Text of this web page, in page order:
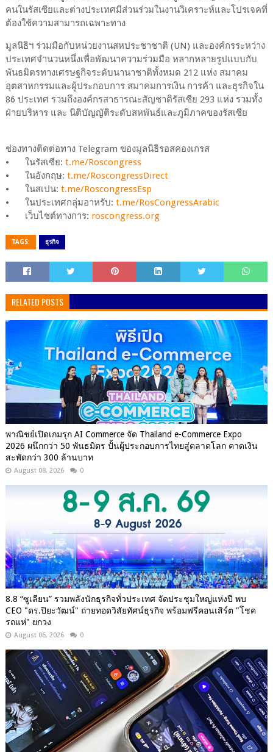
คนในรัสเซียและต่างประเทศมีส่วนร่วมในงานวิเคราะห์และโปรเจคที่
ต้องใช้ความสามารถเฉพาะทาง
มูลนิธิฯ ร่วมมือกับหน่วยงานสหประชาชาติ (UN) และองค์กรระหว่าง
ประเทศจำนวนหนึ่งเพื่อพัฒนาความร่วมมือ หลากหลายรูปแบบกับ
พันธมิตรทางเศรษฐกิจระดับนานาชาติทั้งหมด 212 แห่ง สมาคม
อุตสาหกรรมและผู้ประกอบการ สมาคมการเงิน การค้า และธุรกิจใน
86 ประเทศ รวมถึงองค์กรสาธารณะสัญชาติรัสเซีย 293 แห่ง รวมทั้ง
ฝ่ายบริหาร และ นิติบัญญัติระดับสหพันธ์และภูมิภาคของรัสเซีย
ช่องทางติดต่อทาง Telegram ของมูลนิธิรอสคองเกรส
⦁
ในรัสเซีย: t.me/Roscongress
⦁
ในอังกฤษ: t.me/RoscongressDirect
⦁
ในสเปน: t.me/RoscongressEsp
⦁
ในประเทศกลุ่มอาหรับ: t.me/RosCongressArabic
⦁
เว็บไซต์ทางการ: roscongress.org
TAGS: ธุรกิจ
RELATED POSTS
พาณิชย์เปิดเกมรุก AI Commerce จัด Thailand e-Commerce Expo
2026 ผนึกกว่า 50 พันธมิตร ปั้นผู้ประกอบการไทยสู่ตลาดโลก คาดเงิน
สะพัดกว่า 300 ล้านบาท
August 08, 2026 0
8.8 “ซูเลียน” รวมพลังนักธุรกิจทั่วประเทศ จัดประชุมใหญ่แห่งปี พบ
CEO "ดร.ปิยะวัฒน์" ถ่ายทอดวิสัยทัศน์ธุรกิจ พร้อมฟรีคอนเสิร์ต "โชค
รถแห่" ยกวง
August 06, 2026 0